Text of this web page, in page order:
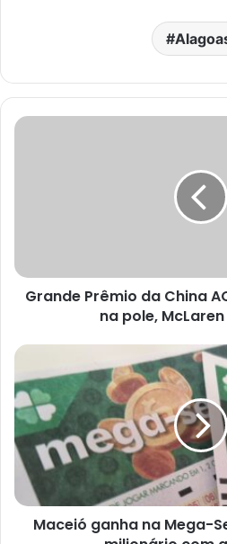
Grande Prêmio da China
na pole,
Maceió ganha na Mega-